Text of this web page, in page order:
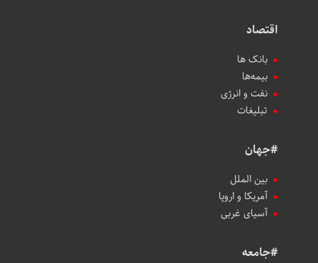
اقتصاد
بانک ها
بیمه‌ها
نفت و انرژی
تبلیغات
#جهان
بین الملل
آمریکا و اروپا
آسیای غربی
#جامعه